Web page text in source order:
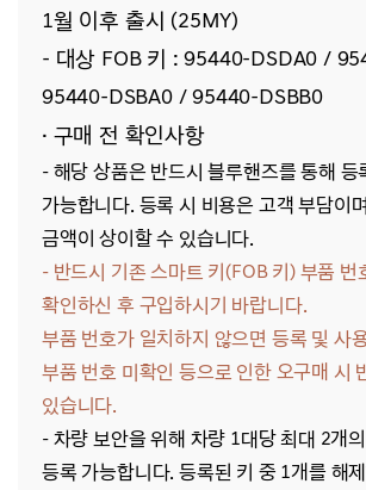
1월 이후 출시 (25MY)
- 대상 FOB 키 : 95440-DSDA0 /
95440-DSBA0 / 95440-DSBB0
· 구매 전 확인사항
- 해당 상품은 반드시 블루핸즈를 통해 등
가능합니다. 등록 시 비용은 고객 부담이
금액이 상이할 수 있습니다.
- 반드시 기존 스마트 키(FOB 키) 부품 번
확인하신 후 구입하시기 바랍니다.
부품 번호가 일치하지 않으면 등록 및 사
부품 번호 미확인 등으로 인한 오구매 시
있습니다.
- 차량 보안을 위해 차량 1대당 최대 2개
등록 가능합니다. 등록된 키 중 1개를 해